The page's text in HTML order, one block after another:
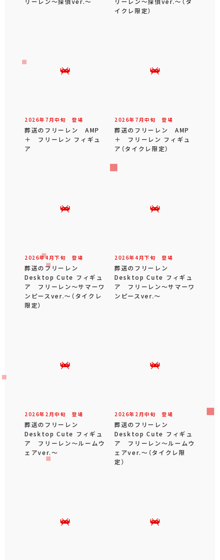
イクレ限定）
2026年 7 月中旬 登場
葬送のフリーレン AMP
＋ フリーレン フィギュ
ア
2026年 7 月中旬 登場
葬送のフリーレン AMP
＋ フリーレン フィギュ
ア（タイクレ限定）
2026年4 月下旬 登場
葬送のフリーレン
Desktop Cute フィギュ
ア フリーレン～サマーワ
ンピースver.～（タイクレ
限定）
2026年4 月下旬 登場
葬送のフリーレン
Desktop Cute フィギュ
ア フリーレン～サマーワ
ンピースver.～
2026年 2 月中旬 登場
葬送のフリーレン
Desktop Cute フィギュ
ア フリーレン～ルームウ
ェアver.～
2026年 2 月中旬 登場
葬送のフリーレン
Desktop Cute フィギュ
ア フリーレン～ルームウ
ェアver.～（タイクレ限
定）